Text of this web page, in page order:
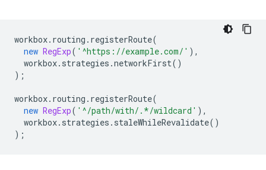
workbox. routing . registerRoute(
new RegExp( '^https://example.com/' ),
workbox. strategies .networkFirst()
);
workbox. routing . registerRoute(
new RegExp( '^/path/with/.*/wildcard' ),
workbox. strategies . staleWhileRevalidate()
);